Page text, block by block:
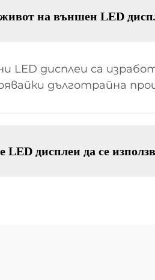
на външен LED
дисплеи са
дълготрайна
дисплеи да се